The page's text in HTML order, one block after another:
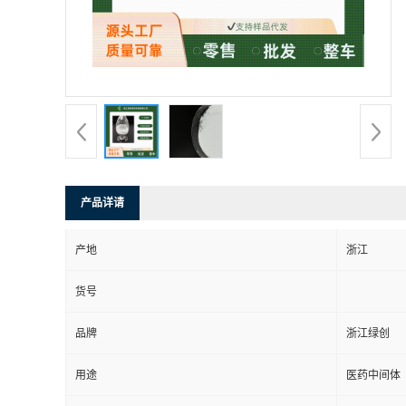
产品详请
产地 浙江
货号
品牌 浙江绿创
用途 医药中间体